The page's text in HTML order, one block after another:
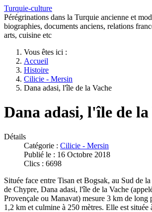
Turquie-culture
Pérégrinations dans la Turquie ancienne et
biographies, documents anciens, relations
arts, cuisine etc
Vous êtes ici :
Accueil
Histoire
Cilicie - Mersin
Dana adasi, l'île de la Vache
Dana adasi, l'île de la
Détails
Catégorie : Cilicie - Mersin
Publié le : 16 Octobre 2018
Clics : 6698
Située face entre Tisan et Bogsak, au Sud de
de Chypre, Dana adasi, l'île de la Vache
Provençale ou Manavat) mesure 3 km de long
1,2 km et culmine à 250 mètres. Elle est située